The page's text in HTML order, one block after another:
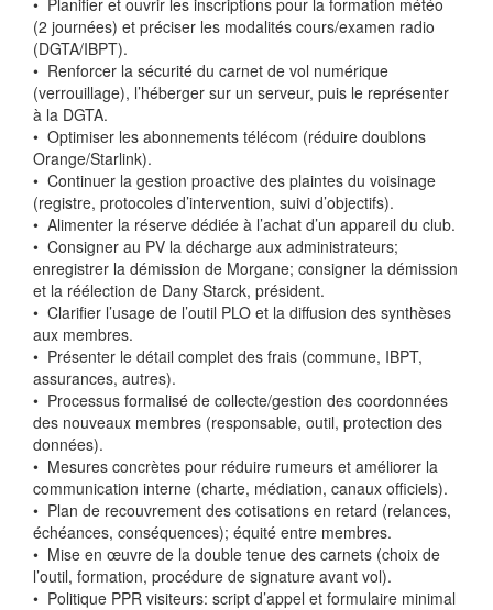
•⁠ ⁠Planifier et ouvrir les inscriptions pour la formation météo
(2 journées) et préciser les modalités cours/examen radio
(DGTA/IBPT).
•⁠ ⁠Renforcer la sécurité du carnet de vol numérique
(verrouillage), l’héberger sur un serveur, puis le représenter
à la DGTA.
•⁠ ⁠Optimiser les abonnements télécom (réduire doublons
Orange/Starlink).
•⁠ ⁠Continuer la gestion proactive des plaintes du voisinage
(registre, protocoles d’intervention, suivi d’objectifs).
•⁠ ⁠Alimenter la réserve dédiée à l’achat d’un appareil du club.
•⁠ ⁠Consigner au PV la décharge aux administrateurs;
enregistrer la démission de Morgane; consigner la démission
et la réélection de Dany Starck, président.
•⁠ ⁠Clarifier l’usage de l’outil PLO et la diffusion des synthèses
aux membres.
•⁠ ⁠Présenter le détail complet des frais (commune, IBPT,
assurances, autres).
•⁠ ⁠Processus formalisé de collecte/gestion des coordonnées
des nouveaux membres (responsable, outil, protection des
données).
•⁠ ⁠Mesures concrètes pour réduire rumeurs et améliorer la
communication interne (charte, médiation, canaux officiels).
•⁠ ⁠Plan de recouvrement des cotisations en retard (relances,
échéances, conséquences); équité entre membres.
•⁠ ⁠Mise en œuvre de la double tenue des carnets (choix de
l’outil, formation, procédure de signature avant vol).
•⁠ ⁠Politique PPR visiteurs: script d’appel et formulaire minimal